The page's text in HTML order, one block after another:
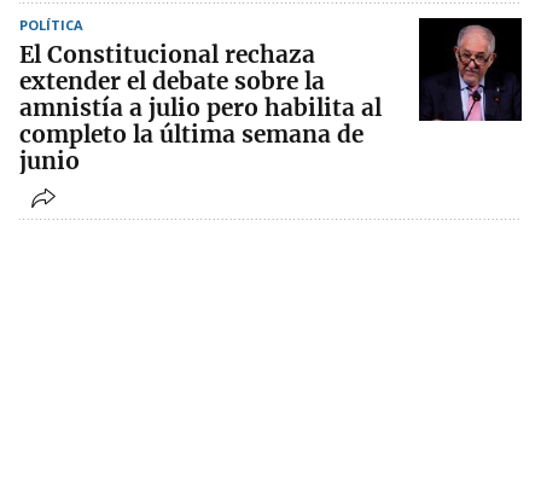
POLÍTICA
El Constitucional rechaza
extender el debate sobre la
amnistía a julio pero habilita al
completo la última semana de
junio